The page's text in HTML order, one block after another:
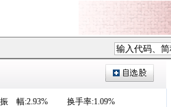
振 幅:2.93%
换手率:1.09%